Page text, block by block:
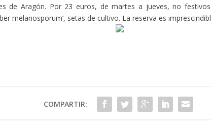
de Aragón. Por 23 euros, de martes a jueves, no
melanosporum’, setas de cultivo. La reserva es
COMPARTIR: